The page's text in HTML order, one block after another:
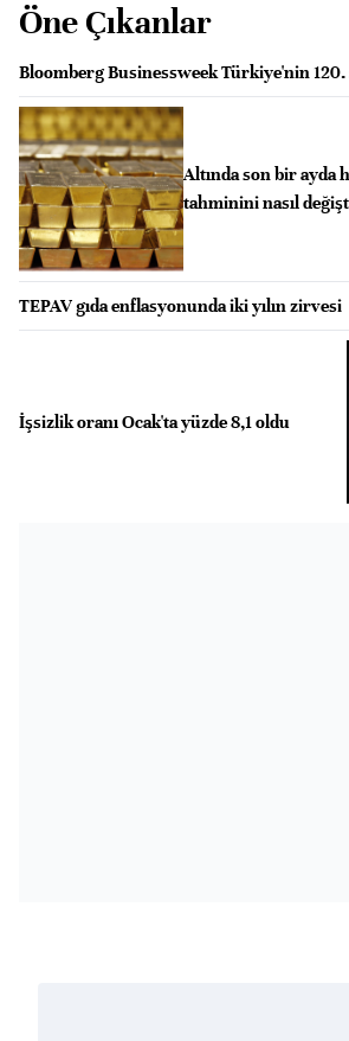
Öne Çıkanlar
Bloomberg Businessweek Türkiye'nin 120.
Altında son bir ayda
tahminini nasıl
TEPAV gıda enflasyonunda iki yılın zirvesi
İşsizlik oranı Ocak'ta yüzde 8,1 oldu